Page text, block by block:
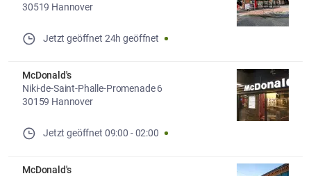
30519 Hannover
Jetzt geöffnet 24h geöffnet
McDonald's
Niki-de-Saint-Phalle-Promenade 6
30159 Hannover
Jetzt geöffnet 09:00 -02:00
McDonald's